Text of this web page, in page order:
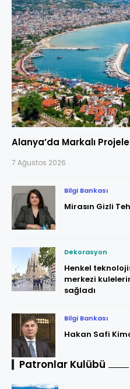
Alanya’da Markalı
7 Ağustos 2026
Bilgi Bankası
Mirasın Gizli
Dekorasyon
Henkel
merkezi
sağladı
Bilgi Bankası
Hakan Safi
Patronlar Kulübü